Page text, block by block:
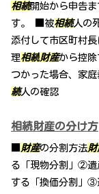
相続開始から申告
す。 ■被相続人の
添付して市区町村
理相続財産から控
つかった場合、家
続人の確認
相続財産の分け方
財産の分割方法財
る「現物分割」②遺
する「換価分割」③